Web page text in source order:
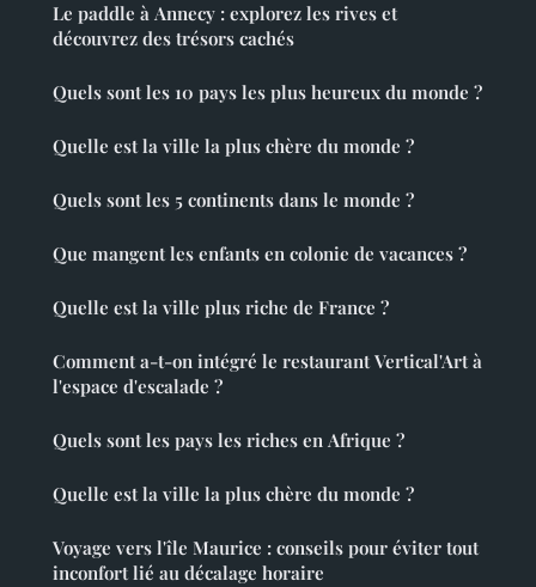
Le paddle à Annecy : explorez les rives et
découvrez des trésors cachés
Quels sont les 10 pays les plus heureux du monde ?
Quelle est la ville la plus chère du monde ?
Quels sont les 5 continents dans le monde ?
Que mangent les enfants en colonie de vacances ?
Quelle est la ville plus riche de France ?
Comment a-t-on intégré le restaurant Vertical'Art à
l'espace d'escalade ?
Quels sont les pays les riches en Afrique ?
Quelle est la ville la plus chère du monde ?
Voyage vers l'île Maurice : conseils pour éviter tout
inconfort lié au décalage horaire